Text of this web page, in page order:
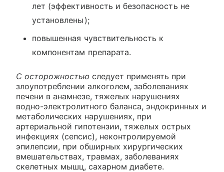
лет (эффективность и безопасность не
установлены);
повышенная чувствительность к
компонентам препарата.
С осторожностью следует применять при
злоупотреблении алкоголем, заболеваниях
печени в анамнезе, тяжелых нарушениях
водно-электролитного баланса, эндокринных и
метаболических нарушениях, при
артериальной гипотензии, тяжелых острых
инфекциях (сепсис), неконтролируемой
эпилепсии, при обширных хирургических
вмешательствах, травмах, заболеваниях
скелетных мышц, сахарном диабете.